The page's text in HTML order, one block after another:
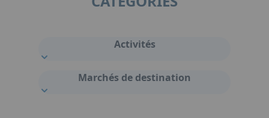
Activités
Marchés de destination